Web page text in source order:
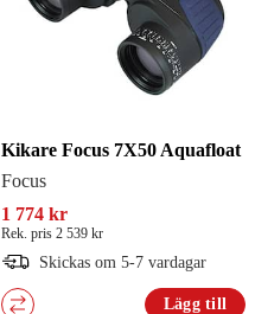
Kikare Focus 7X50 Aquafloat
Focus
1 774 kr
Rek. pris 2 539 kr
Skickas om 5-7 vardagar
Lägg till